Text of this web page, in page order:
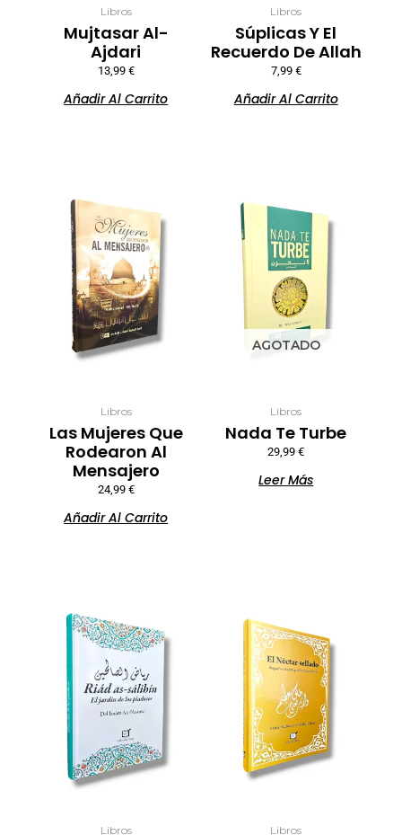
Libros
Mujtasar Al-
Ajdari
13,99 €
Añadir Al Carrito
Libros
Súplicas Y El
Recuerdo De Allah
7,99 €
Añadir Al Carrito
Libros
Las Mujeres Que
Rodearon Al
Mensajero
24,99 €
Añadir Al Carrito
AGOTADO
Libros
Nada Te Turbe
29,99€
Leer Más
Libros Libros